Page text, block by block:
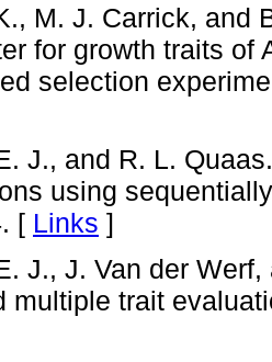
M. J. Carrick, and
for growth traits of
selection
J., and R. L.
using
[ Links ]
J., J. Van der
multiple trait